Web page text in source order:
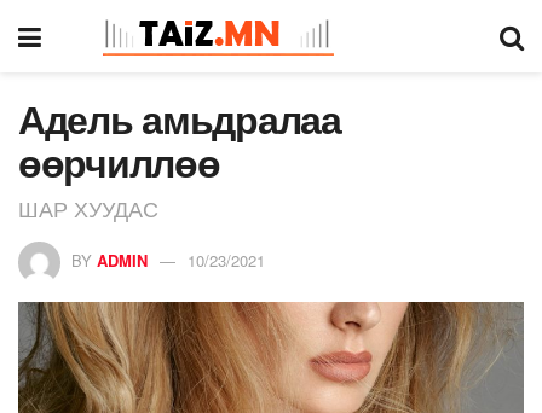
Адель амьдралаа
өөрчиллөө
ШАР ХУУДАС
BY ADMIN 10/23/2021